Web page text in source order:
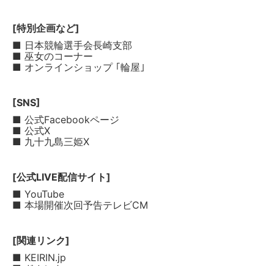
[特別企画など]
■ 日本競輪選手会長崎支部
■ 巫女のコーナー
■ オンラインショップ ｢輪屋｣
[SNS]
■ 公式Facebookページ
■ 公式X
■ 九十九島三姫X
[公式LIVE配信サイト]
■ YouTube
■ 本場開催次回予告テレビCM
[関連リンク]
■ KEIRIN.jp